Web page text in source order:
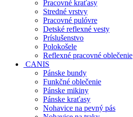
Pracovné kraťasy
Stredné vrstvy
Pracovné pulóvre
Detské reflexné vesty
Príslušenstvo
Polokošele
Reflexné pracovné oblečenie
CANIS
Pánske bundy
Funkčné oblečenie
Pánske mikiny
Pánske kraťasy
Nohavice na pevný pás